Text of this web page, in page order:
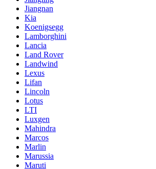
Jiangnan
Kia
Koenigsegg
Lamborghini
Lancia
Land Rover
Landwind
Lexus
Lifan
Lincoln
Lotus
LTI
Luxgen
Mahindra
Marcos
Marlin
Marussia
Maruti